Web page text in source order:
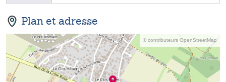
Plan et adresse
© contributeurs OpenStreetMap